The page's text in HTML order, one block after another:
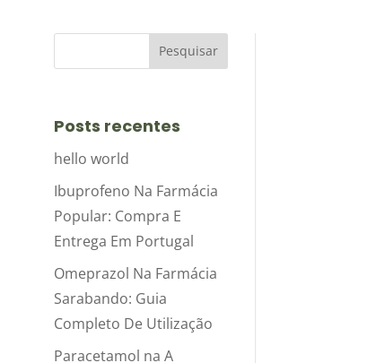
Posts recentes
hello world
Ibuprofeno Na Farmácia
Popular: Compra E
Entrega Em Portugal
Omeprazol Na Farmácia
Sarabando: Guia
Completo De Utilização
Paracetamol na A